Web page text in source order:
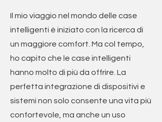
Il mio viaggio nel mondo delle case
intelligenti è iniziato con la ricerca di
un maggiore comfort. Ma col tempo,
ho capito che le case intelligenti
hanno molto di più da offrire. La
perfetta integrazione di dispositivi e
sistemi non solo consente una vita più
confortevole, ma anche un uso